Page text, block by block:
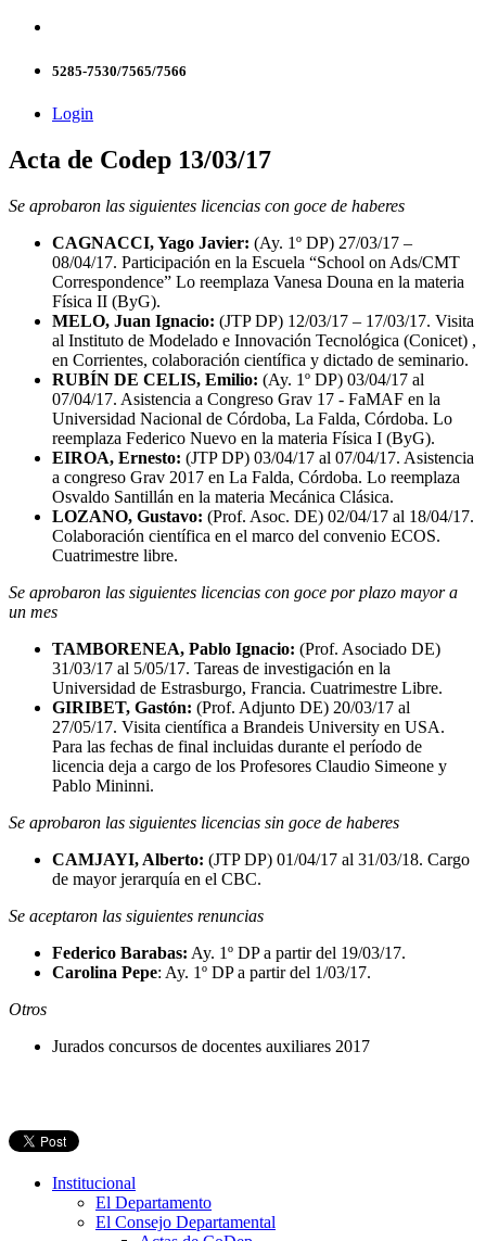
5285-7530/7565/7566
Login
Acta de Codep 13/03/17
Se aprobaron las siguientes licencias con goce de haberes
CAGNACCI, Yago Javier: (Ay. 1º DP) 27/03/17 –
08/04/17. Participación en la Escuela “School on Ads/CMT
Correspondence” Lo reemplaza Vanesa Douna en la materia
Física II (ByG).
MELO, Juan Ignacio: (JTP DP) 12/03/17 – 17/03/17. Visita
al Instituto de Modelado e Innovación Tecnológica (Conicet) ,
en Corrientes, colaboración científica y dictado de seminario.
RUBÍN DE CELIS, Emilio: (Ay. 1º DP) 03/04/17 al
07/04/17. Asistencia a Congreso Grav 17 - FaMAF en la
Universidad Nacional de Córdoba, La Falda, Córdoba. Lo
reemplaza Federico Nuevo en la materia Física I (ByG).
EIROA, Ernesto: (JTP DP) 03/04/17 al 07/04/17. Asistencia
a congreso Grav 2017 en La Falda, Córdoba. Lo reemplaza
Osvaldo Santillán en la materia Mecánica Clásica.
LOZANO, Gustavo: (Prof. Asoc. DE) 02/04/17 al 18/04/17.
Colaboración científica en el marco del convenio ECOS.
Cuatrimestre libre.
Se aprobaron las siguientes licencias con goce por plazo mayor a
un mes
TAMBORENEA, Pablo Ignacio: (Prof. Asociado DE)
31/03/17 al 5/05/17. Tareas de investigación en la
Universidad de Estrasburgo, Francia. Cuatrimestre Libre.
GIRIBET, Gastón: (Prof. Adjunto DE) 20/03/17 al
27/05/17. Visita científica a Brandeis University en USA.
Para las fechas de final incluidas durante el período de
licencia deja a cargo de los Profesores Claudio Simeone y
Pablo Mininni.
Se aprobaron las siguientes licencias sin goce de haberes
CAMJAYI, Alberto: (JTP DP) 01/04/17 al 31/03/18. Cargo
de mayor jerarquía en el CBC.
Se aceptaron las siguientes renuncias
Federico Barabas: Ay. 1º DP a partir del 19/03/17.
Carolina Pepe: Ay. 1º DP a partir del 1/03/17.
Otros
Jurados concursos de docentes auxiliares 2017
Institucional
El Departamento
El Consejo Departamental